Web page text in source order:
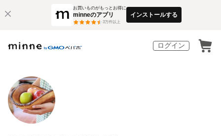
お買いものがもっとお得に
minneのアプリ
3万件以上
インストールする
ログイン